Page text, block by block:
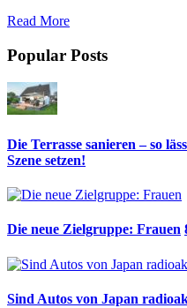
Read More
Popular Posts
Die Terrasse sanieren – so
Szene setzen!
Die neue Zielgruppe: Frauen
Sind Autos von Japan